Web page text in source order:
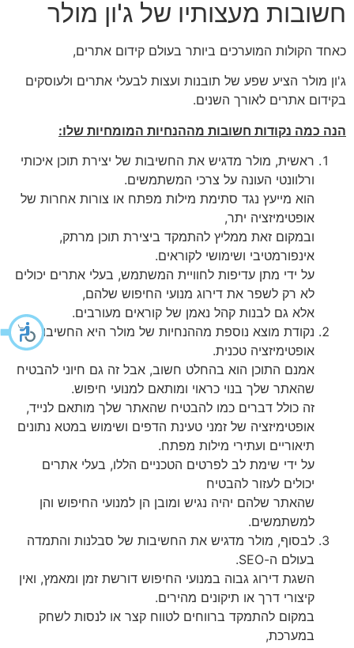
חשובות מעצותיו של ג'ון מולר
כאחד הקולות המוערכים ביותר בעולם קידום אתרים,
ג'ון מולר הציע שפע של תובנות ועצות לבעלי אתרים ולעוסקים
בקידום אתרים לאורך השנים.
הנה כמה נקודות חשובות מההנחיות המומחיות שלו:
ראשית, מולר מדגיש את החשיבות של יצירת תוכן איכותי
ורלוונטי העונה על צרכי המשתמשים.
הוא מייעץ נגד סתימת מילות מפתח או צורות אחרות של
אופטימיזציה יתר,
ובמקום זאת ממליץ להתמקד ביצירת תוכן מרתק,
אינפורמטיבי ושימושי לקוראים.
על ידי מתן עדיפות לחוויית המשתמש, בעלי אתרים יכולים
לא רק לשפר את דירוג מנועי החיפוש שלהם,
אלא גם לבנות קהל נאמן של קוראים מעורבים.
נקודת מוצא נוספת מההנחיות של מולר היא החשיבות של
אופטימיזציה טכנית.
אמנם התוכן הוא בהחלט חשוב, אבל זה גם חיוני להבטיח
שהאתר שלך בנוי כראוי ומותאם למנועי חיפוש.
זה כולל דברים כמו להבטיח שהאתר שלך מותאם לנייד,
אופטימיזציה של זמני טעינת הדפים ושימוש במטא נתונים
תיאוריים ועתירי מילות מפתח.
על ידי שימת לב לפרטים הטכניים הללו, בעלי אתרים
יכולים לעזור להבטיח
שהאתר שלהם יהיה נגיש ומובן הן למנועי החיפוש והן
למשתמשים.
לבסוף, מולר מדגיש את החשיבות של סבלנות והתמדה
בעולם ה-SEO.
השגת דירוג גבוה במנועי החיפוש דורשת זמן ומאמץ, ואין
קיצורי דרך או תיקונים מהירים.
במקום להתמקד ברווחים לטווח קצר או לנסות לשחק
במערכת,